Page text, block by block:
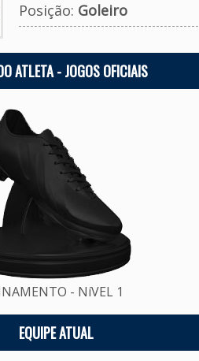
Posição: Goleiro
ATLETA - JOGOS OFICIAIS
- NíVEL 1
EQUIPE ATUAL